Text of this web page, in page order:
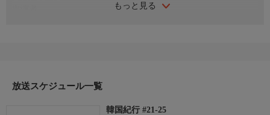
もっと見る
ナレーション：イ・グミ
放送スケジュール一覧
韓国紀行 #21-25